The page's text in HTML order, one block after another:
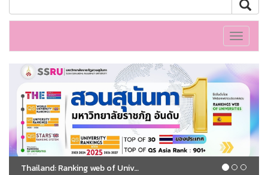
Toggle
Thailand: Ranking web of University 2025